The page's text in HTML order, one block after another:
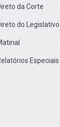
da Corte
do Legislativo
Especiais